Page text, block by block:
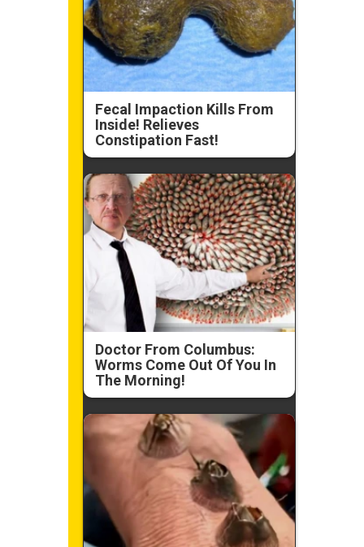
Fecal Impaction Kills From
Inside! Relieves
Constipation Fast!
Doctor From Columbus:
Worms Come Out Of You In
The Morning!